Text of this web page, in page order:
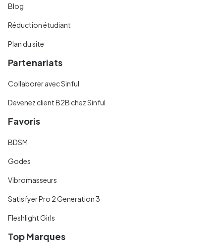
Blog
Réduction étudiant
Plan du site
Partenariats
Collaborer avec Sinful
Devenez client B2B chez Sinful
Favoris
BDSM
Godes
Vibromasseurs
Satisfyer Pro 2 Generation 3
Fleshlight Girls
Top Marques